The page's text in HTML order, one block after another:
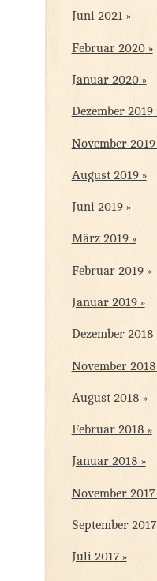
Juni 2021
Februar 2020
Januar 2020
Dezember 2019
November 2019
August 2019
Juni 2019
März 2019
Februar 2019
Januar 2019
Dezember 2018
November 2018
August 2018
Februar 2018
Januar 2018
November 2017
September 2017
Juli 2017